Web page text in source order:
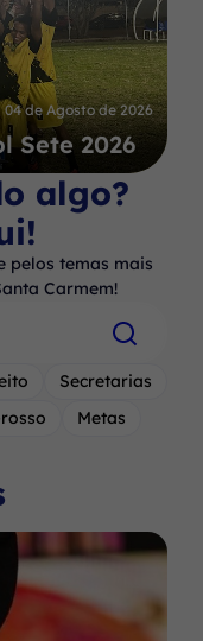
04 de Agosto de 2026
Sete 2026
algo?
pelos temas mais
Carmem!
Secretarias
Metas